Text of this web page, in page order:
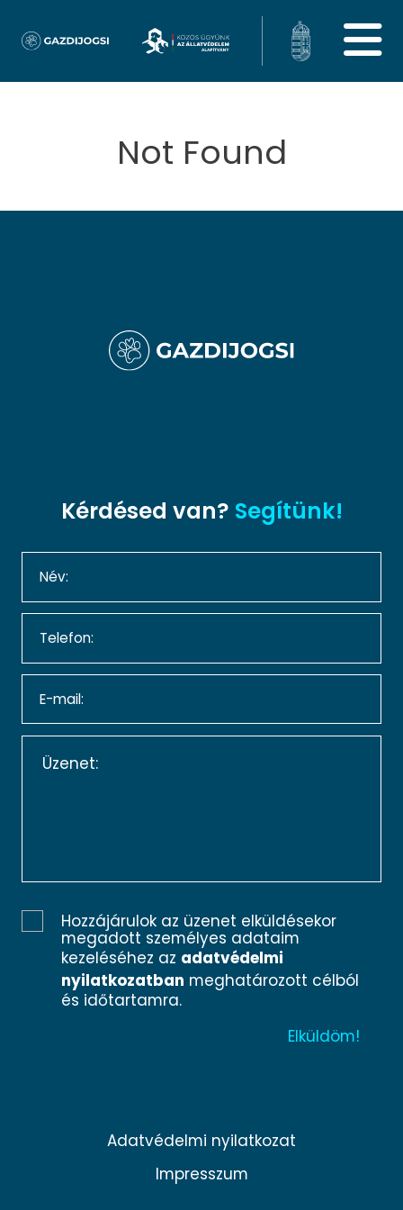
Not Found
Kérdésed van? Segítünk!
Hozzájárulok az üzenet elküldésekor
megadott személyes adataim
kezeléséhez az adatvédelmi
nyilatkozatban meghatározott célból
és időtartamra.
Adatvédelmi nyilatkozat
Impresszum